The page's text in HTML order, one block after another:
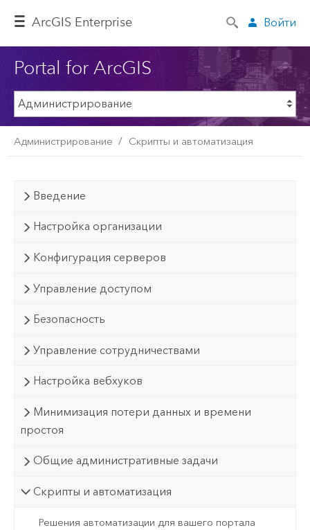
ArcGIS Enterprise Войти
Portal for ArcGIS
Администрирование Скрипты и автоматизация
Введение
Настройка организации
Конфигурация серверов
Управление доступом
Безопасность
Управление сотрудничествами
Настройка вебхуков
Минимизация потери данных и времени
простоя
Общие административные задачи
Скрипты и автоматизация
Решения автоматизации для вашего портала